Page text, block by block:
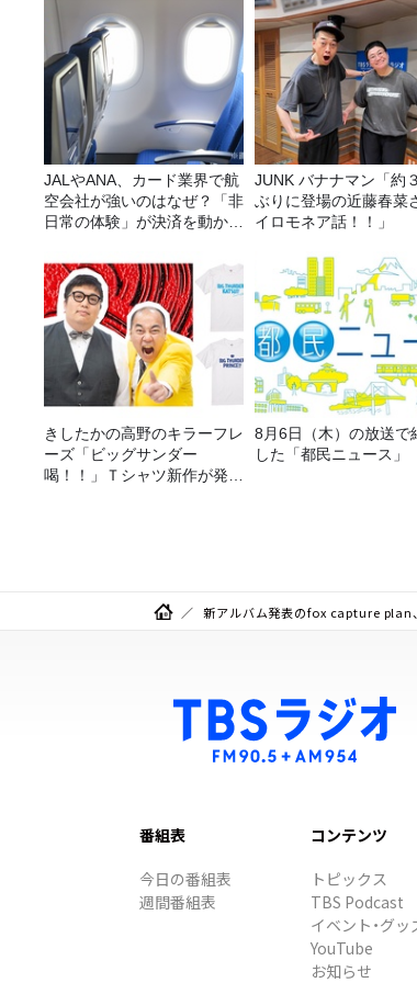
JALやANA、カード業界で航
空会社が強いのはなぜ？「非
日常の体験」が決済を動かす
JUNK バナナマン「約３か月
ぶりに登場の近藤春菜
イロモネア話！！」
きしたかの高野のキラーフレ
ーズ「ビッグサンダー
喝！！」Ｔシャツ新作が発売
8月6日（木）の放送で
した「都民ニュース」
新アルバム発表のfox capture plan
番組表
今日の番組表
週間番組表
コンテンツ
トピックス
TBS Podcast
イベント・グッ
YouTube
お知らせ